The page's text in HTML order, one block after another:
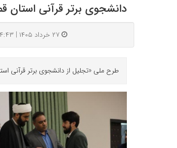
دانشجوی برتر قرآنی استان
۲۷ خرداد ۱۴۰۵ | ۱۴:۴۳
طرح ملی «تجلیل از دانشجوی برتر قرآنی